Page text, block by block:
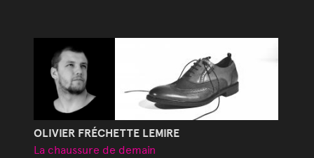
OLIVIER FRÉCHETTE LEMIRE
La chaussure de demain